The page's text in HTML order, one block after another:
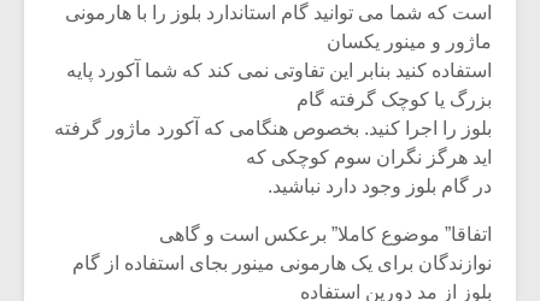
است که شما می توانید گام استاندارد بلوز را با هارمونی
ماژور و مینور یکسان
استفاده کنید بنابر این تفاوتی نمی کند که شما آکورد پایه
بزرگ یا کوچک گرفته گام
بلوز را اجرا کنید. بخصوص هنگامی که آکورد ماژور گرفته
اید هرگز نگران سوم کوچکی که
در گام بلوز وجود دارد نباشید.
اتفاقا” موضوع کاملا” برعکس است و گاهی
نوازندگان برای یک هارمونی مینور بجای استفاده از گام
بلوز از مد دورین استفاده
میکلوش روژا
متن فیلم «متری
شیش و نیم»
برگزار